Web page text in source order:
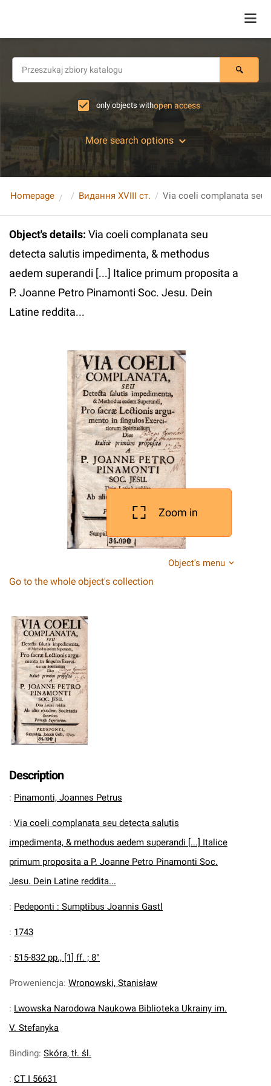
only objects withopen access
More search options
Homepage Видання XVIII ст.
Object's details: Via coeli complanata seu
detecta salutis impedimenta, & methodus
aedem superandi [...] Italice primum proposita a
P. Joanne Petro Pinamonti Soc. Jesu. Dein
Latine reddita...
Zoom in
Object's menu
Go to the whole object's collection
Description
: Pinamonti, Joannes Petrus
: Via coeli complanata seu detecta salutis
impedimenta, & methodus aedem superandi [...] Italice
primum proposita a P. Joanne Petro Pinamonti Soc.
Jesu. Dein Latine reddita...
: Pedeponti : Sumptibus Joannis Gastl
: 1743
: 515-832 pp., [1] ff. ; 8°
Proweniencja: Wronowski, Stanisław
: Lwowska Narodowa Naukowa Biblioteka Ukrainy im.
V. Stefanyka
Binding: Skóra, tł. śl.
: CT I 56631